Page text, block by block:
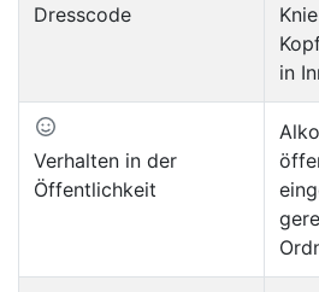
Dresscode
in
Verhalten in der
Öffentlichkeit